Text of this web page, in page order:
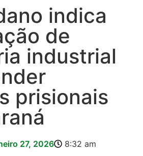
indica
de
industrial
prisionais
27, 2026 8:32 am